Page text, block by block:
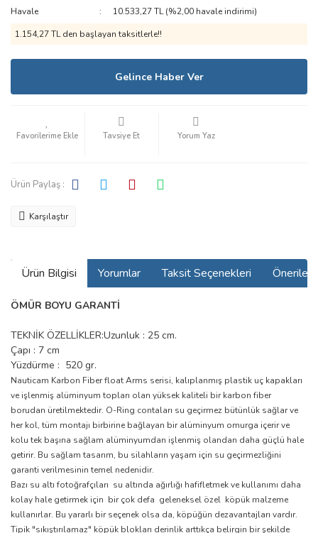
Havale
10.533,27 TL (%2,00 havale indirimi)
1.154,27 TL den başlayan taksitlerle!!
Gelince Haber Ver
Tavsiye Et Yorum Yaz
Ürün Paylaş :
Karşılaştır
Ürün Bilgisi Yorumlar Taksit Seçenekleri
ÖMÜR BOYU GARANTİ
TEKNİK ÖZELLİKLER:Uzunluk : 25 cm.
Çapı : 7 cm
Yüzdürme : 520 gr.
Nauticam Karbon Fiber float Arms serisi, kalıplanmış plastik uç kapakları
ve işlenmiş alüminyum topları olan yüksek kaliteli bir karbon fiber
borudan üretilmektedir. O-Ring contaları su geçirmez bütünlük sağlar ve
her kol, tüm montajı birbirine bağlayan bir alüminyum omurga içerir ve
kolu tek başına sağlam alüminyumdan işlenmiş olandan daha güçlü hale
getirir. Bu sağlam tasarım, bu silahların yaşam için su geçirmezliğini
garanti verilmesinin temel nedenidir.
Bazı su altı fotoğrafçıları su altında ağırlığı hafifletmek ve kullanımı daha
kolay hale getirmek için bir çok defa geleneksel özel köpük malzeme
kullanırlar. Bu yararlı bir seçenek olsa da, köpüğün dezavantajları vardır.
Tipik "sıkıştırılamaz" köpük blokları derinlik arttıkça belirgin bir şekilde